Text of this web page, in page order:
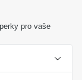
pro vaše